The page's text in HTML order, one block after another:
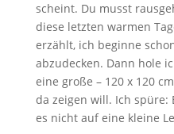
scheint. Du musst
diese letzten warmen
erzählt, ich beginne
abzudecken. Dann hole
eine große – 120 x 120
da zeigen will. Ich spüre:
es nicht auf eine kleine